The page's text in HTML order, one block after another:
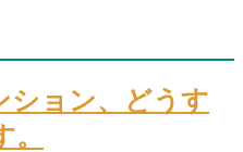
ション、どうす